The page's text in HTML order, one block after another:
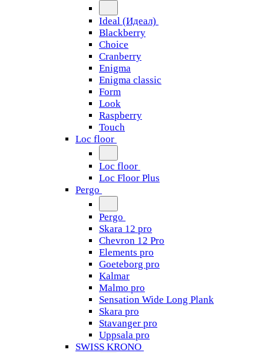
Ideal (Идеал)
Blackberry
Choice
Cranberry
Enigma
Enigma classic
Form
Look
Raspberry
Touch
Loc floor
Loc floor
Loc Floor Plus
Pergo
Pergo
Skara 12 pro
Chevron 12 Pro
Elements pro
Goeteborg pro
Kalmar
Malmo pro
Sensation Wide Long Plank
Skara pro
Stavanger pro
Uppsala pro
SWISS KRONO